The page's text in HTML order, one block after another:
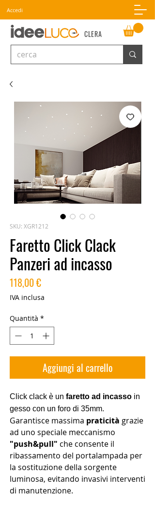
CLERA
Accedi
SKU: XGR1212
Faretto Click Clack
Panzeri ad incasso
118,00 €Prezzo
IVA inclusa
Quantità *
Aggiungi al carrello
Click clack è un faretto ad incasso in
gesso con un foro di 35mm.
Garantisce massima praticità grazie
ad uno speciale meccanismo
"push&pull" che consente il
ribassamento del portalampada per
la sostituzione della sorgente
luminosa, evitando invasivi interventi
di manutenzione.